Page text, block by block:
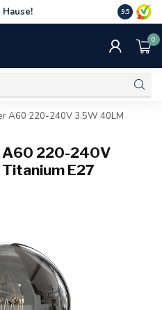
Hause! 75 €. Nur
9.5
0
A60 220-240V 3.5W 40LM
A60 220-240V
E27